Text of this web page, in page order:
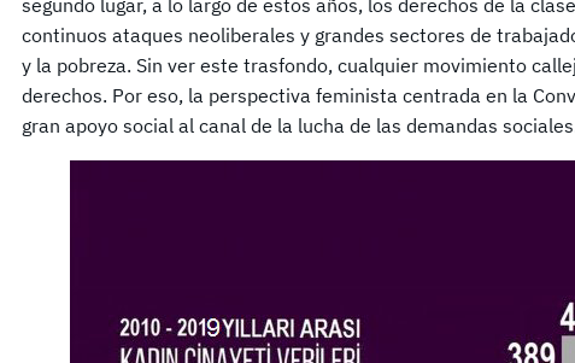
segundo lugar, a lo largo de estos años, los derechos de la
continuos ataques neoliberales y grandes sectores de
y la pobreza. Sin ver este trasfondo, cualquier movimiento
derechos. Por eso, la perspectiva feminista centrada en la
gran apoyo social al canal de la lucha de las demandas